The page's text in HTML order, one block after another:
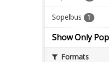
Sopelbus 1
Show Only
Formats